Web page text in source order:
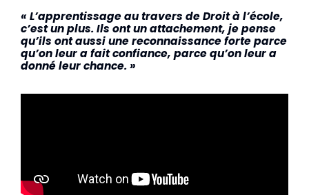
« L’apprentissage au travers de Droit à l’école,
c’est un plus. Ils ont un attachement, je pense
qu’ils ont aussi une reconnaissance forte parce
qu’on leur a fait confiance, parce qu’on leur a
donné leur chance. »